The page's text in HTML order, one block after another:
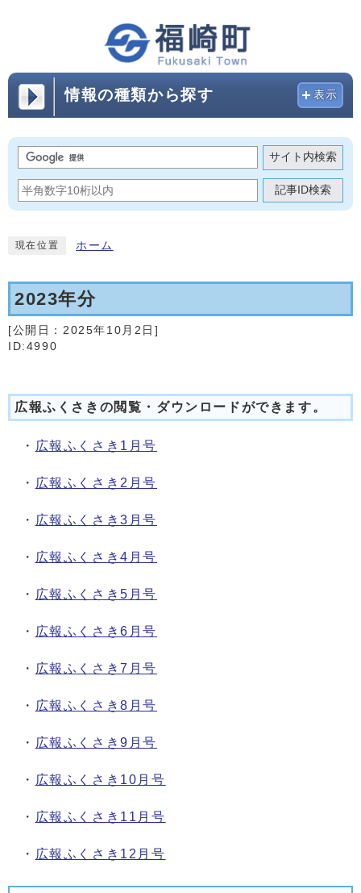
情報の種類から探す 表示
サイト内検索
記事ID検索
現在位置 ホーム
2023年分
[公開日： 2025年10月2日 ]
ID:4990
広報ふくさきの閲覧・ダウンロードができます。
・ 広報ふくさき1月号
・ 広報ふくさき2月号
・ 広報ふくさき3月号
・ 広報ふくさき4月号
・ 広報ふくさき5月号
・ 広報ふくさき6月号
・ 広報ふくさき7月号
・ 広報ふくさき8月号
・ 広報ふくさき9月号
・ 広報ふくさき10月号
・ 広報ふくさき11月号
・ 広報ふくさき12月号